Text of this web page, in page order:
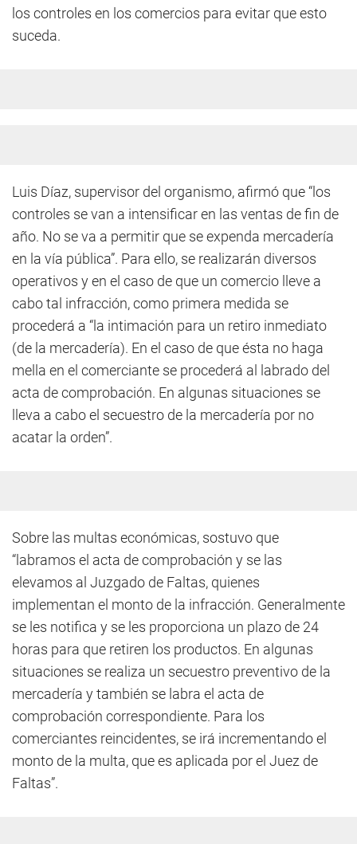
los controles en los comercios para evitar que esto
suceda.
Luis Díaz, supervisor del organismo, afirmó que “los
controles se van a intensificar en las ventas de fin de
año. No se va a permitir que se expenda mercadería
en la vía pública”. Para ello, se realizarán diversos
operativos y en el caso de que un comercio lleve a
cabo tal infracción, como primera medida se
procederá a “la intimación para un retiro inmediato
(de la mercadería). En el caso de que ésta no haga
mella en el comerciante se procederá al labrado del
acta de comprobación. En algunas situaciones se
lleva a cabo el secuestro de la mercadería por no
acatar la orden”.
Sobre las multas económicas, sostuvo que
“labramos el acta de comprobación y se las
elevamos al Juzgado de Faltas, quienes
implementan el monto de la infracción. Generalmente
se les notifica y se les proporciona un plazo de 24
horas para que retiren los productos. En algunas
situaciones se realiza un secuestro preventivo de la
mercadería y también se labra el acta de
comprobación correspondiente. Para los
comerciantes reincidentes, se irá incrementando el
monto de la multa, que es aplicada por el Juez de
Faltas”.